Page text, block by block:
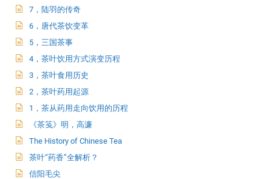
7，陆羽的传奇
6，唐代茶饮变革
5，三国茶事
4，茶叶饮用方式演变历程
3，茶叶食用历史
2，茶叶药用起源
1，茶从药用走向饮用的历程
《茶笺》明，高濂
The History of Chinese Tea
茶叶“药香”全解析？
信阳毛尖